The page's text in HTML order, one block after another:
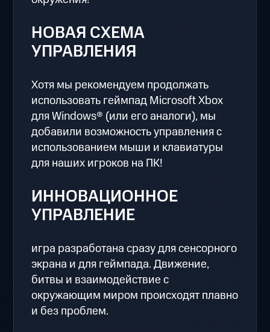
НОВАЯ СХЕМА
УПРАВЛЕНИЯ
Хотя мы рекомендуем продолжать
использовать геймпад Microsoft Xbox
для Windows® (или его аналоги), мы
добавили возможность управления с
использованием мыши и клавиатуры
для наших игроков на ПК!
ИННОВАЦИОННОЕ
УПРАВЛЕНИЕ
игра разработана сразу для сенсорного
экрана и для геймпада. Движение,
битвы и взаимодействие с
окружающим миром происходят плавно
и без проблем.